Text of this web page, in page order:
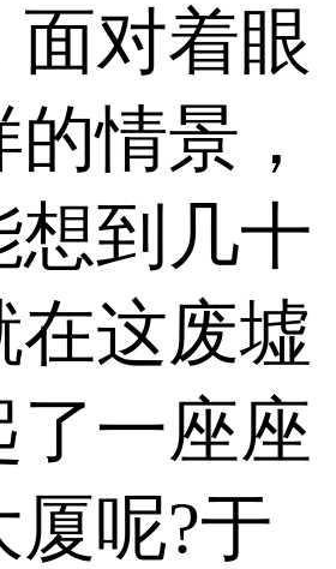
面对着眼
情景，
想到几十
在这废墟
了一座座
厦呢?于